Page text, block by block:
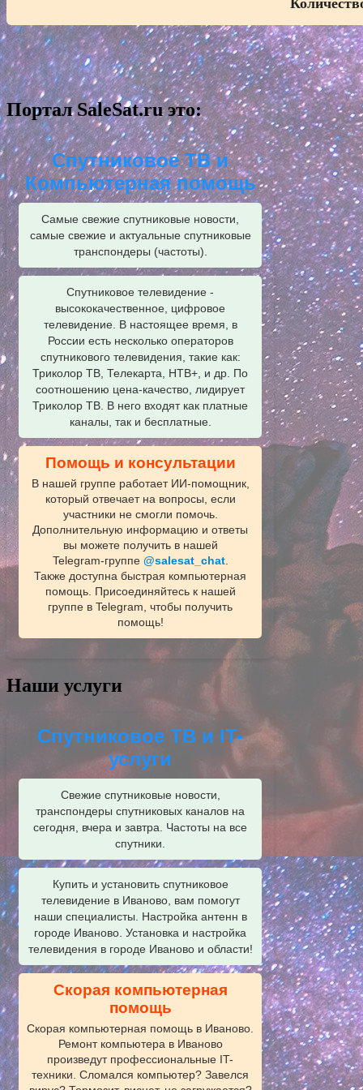
Портал SaleSat.ru это:
Спутниковое ТВ и
Компьютерная помощь
Самые свежие спутниковые новости,
самые свежие и актуальные спутниковые
транспондеры (частоты).
Спутниковое телевидение -
высококачественное, цифровое
телевидение. В настоящее время, в
России есть несколько операторов
спутникового телевидения, такие как:
Триколор ТВ, Телекарта, НТВ+, и др. По
соотношению цена-качество, лидирует
Триколор ТВ. В него входят как платные
каналы, так и бесплатные.
Помощь и консультации
В нашей группе работает ИИ‑помощник,
который отвечает на вопросы, если
участники не смогли помочь.
Дополнительную информацию и ответы
вы можете получить в нашей
Telegram‑группе @salesat_chat.
Также доступна быстрая компьютерная
помощь. Присоединяйтесь к нашей
группе в Telegram, чтобы получить
помощь!
Наши услуги
Спутниковое ТВ и IT-
услуги
Свежие спутниковые новости,
транспондеры спутниковых каналов на
сегодня, вчера и завтра. Частоты на все
спутники.
Купить и установить спутниковое
телевидение в Иваново, вам помогут
наши специалисты. Настройка антенн в
городе Иваново. Установка и настройка
телевидения в городе Иваново и области!
Скорая компьютерная
помощь
Скорая компьютерная помощь в Иваново.
Ремонт компьютера в Иваново
произведут профессиональные IT-
техники. Сломался компьютер? Завелся